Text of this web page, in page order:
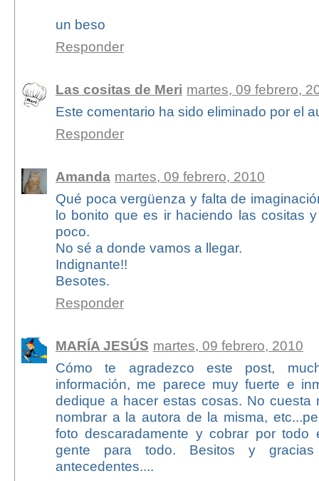
un beso
Responder
Las cositas de Meri martes, 09 febrero,
Este comentario ha sido eliminado por el
Responder
Amanda martes, 09 febrero, 2010
Qué poca vergüenza y falta de
lo bonito que es ir haciendo las cositas
poco.
No sé a donde vamos a llegar.
Indignante!!
Besotes.
Responder
MARÍA JESÚS martes, 09 febrero, 2010
Cómo te agradezco este post,
información, me parece muy fuerte e
dedique a hacer estas cosas. No cuesta
nombrar a la autora de la misma,
foto descaradamente y cobrar por todo
gente para todo. Besitos y
antecedentes....